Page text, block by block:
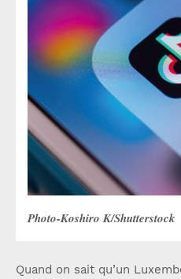
Photo-Koshiro K/Shutterstock
Quand on sait qu’un